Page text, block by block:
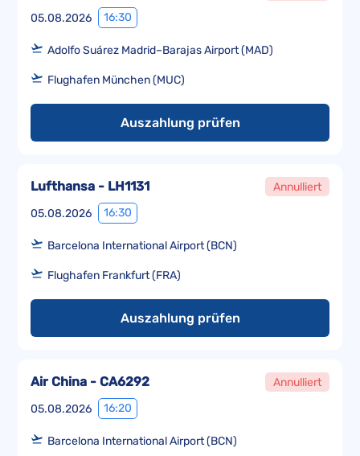
05.08.2026 16:30
Adolfo Suárez Madrid–Barajas Airport (MAD)
Flughafen München (MUC)
Auszahlung prüfen
05.08.2026 16:30
Lufthansa - LH1131 Annulliert
Barcelona International Airport (BCN)
Flughafen Frankfurt (FRA)
Auszahlung prüfen
05.08.2026 16:20
Air China - CA6292 Annulliert
Barcelona International Airport (BCN)